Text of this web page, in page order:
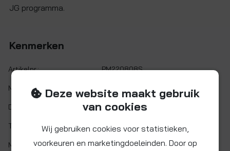
JG programma.
Kenmerken
Artikelnr.: PM220808S
Maat: Ø 5/16"
Demontabel: Ja
Twist&Lock: Nee
Materiaal: Acetalcopolymeer (POM)
Deze website maakt gebruik
van cookies
Wij gebruiken cookies voor statistieken,
voorkeuren en marketingdoeleinden. Door op